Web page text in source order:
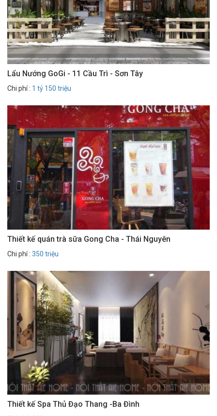
Lẩu Nướng GoGi - 11 Cầu Trì - Sơn Tây
Chi phí : 1 tỷ 150 triệu
Thiết kế quán trà sữa Gong Cha - Thái Nguyên
Chi phí : 350 triệu
Thiết kế Spa Thủ Đạo Thang -Ba Đình